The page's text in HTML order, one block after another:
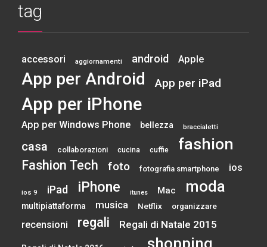
tag
accessori aggiornamenti android Apple
App per Android App per iPad
App per iPhone
App per Windows Phone bellezza braccialetti
casa collaborazioni cucina cuffie fashion
Fashion Tech foto fotografia smartphone ios
ios 9 iPad iPhone itunes Mac moda
multipiattaforma musica Netflix organizzare
recensioni regali Regali di Natale 2015